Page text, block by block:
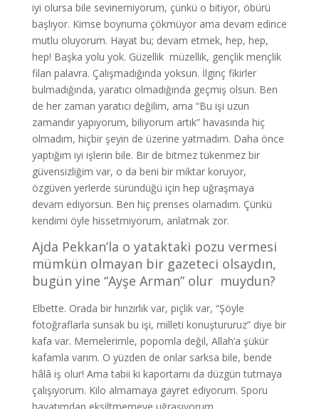
iyi olursa bile sevinemiyorum, çünkü o bitiyor, öbürü
başlıyor. Kimse boynuma çökmüyor ama devam edince
mutlu oluyorum. Hayat bu; devam etmek, hep, hep,
hep! Başka yolu yok. Güzellik müzellik, gençlik mençlik
filan palavra. Çalışmadığında yoksun. İlginç fikirler
bulmadığında, yaratıcı olmadığında geçmiş olsun. Ben
de her zaman yaratıcı değilim, ama “Bu işi uzun
zamandır yapıyorum, biliyorum artık” havasında hiç
olmadım, hiçbir şeyin de üzerine yatmadım. Daha önce
yaptığım iyi işlerin bile. Bir de bitmez tükenmez bir
güvensizliğim var, o da beni bir miktar koruyor,
özgüven yerlerde süründüğü için hep uğraşmaya
devam ediyorsun. Ben hiç prenses olamadım. Çünkü
kendimi öyle hissetmiyorum, anlatmak zor.
Ajda Pekkan’la o yataktaki pozu vermesi
mümkün olmayan bir gazeteci olsaydın,
bugün yine “Ayşe Arman” olur muydun?
Elbette. Orada bir hınzırlık var, piçlik var, “Şöyle
fotoğraflarla sunsak bu işi, milleti konuştururuz” diye bir
kafa var. Memelerimle, popomla değil, Allah’a şükür
kafamla varım. O yüzden de onlar sarksa bile, bende
hâlâ iş olur! Ama tabii ki kaportamı da düzgün tutmaya
çalışıyorum. Kilo almamaya gayret ediyorum. Sporu